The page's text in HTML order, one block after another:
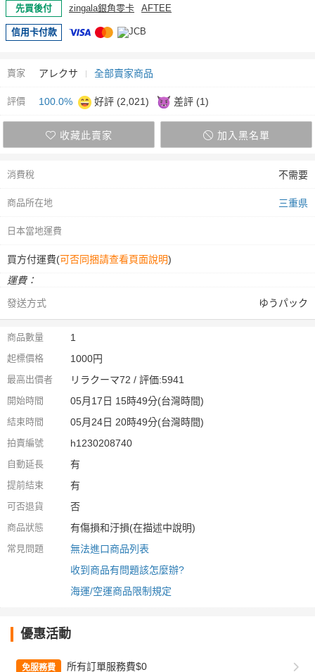
先買後付 zingala銀角零卡 AFTEE
信用卡付款
賣家 アレクサ 全部賣家商品
評價 100.0% 好評 (2,021) 差評 (1)
收藏此賣家 加入黑名單
消費稅 不需要
商品所在地 三重県
日本當地運費
買方付運費(可否同捆請查看頁面說明)
運費：
發送方式
ゆうパック
商品數量 1
起標價格 1000円
最高出價者 リラクーマ72 / 評価:5941
開始時間 05月17日 15時49分(台灣時間)
結束時間 05月24日 20時49分(台灣時間)
拍賣編號 h1230208740
自動延長 有
提前結束 有
可否退貨 否
商品狀態 有傷損和汙損(在描述中說明)
常見問題
無法進口商品列表
收到商品有問題該怎麼辦?
海運/空運商品限制規定
優惠活動
免服務費 所有訂單服務費$0